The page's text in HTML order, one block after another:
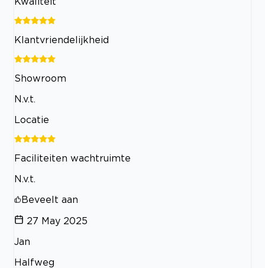
Klantvriendelijkheid
Showroom
N.v.t.
Locatie
Faciliteiten wachtruimte
N.v.t.
Beveelt aan
27 May 2025
Jan
Halfweg